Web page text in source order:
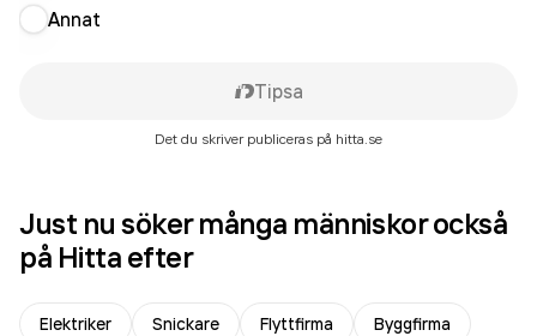
Annat
Tipsa
Det du skriver publiceras på hitta.se
Just nu söker många människor också
på Hitta efter
Elektriker Snickare Flyttfirma
Byggfirma